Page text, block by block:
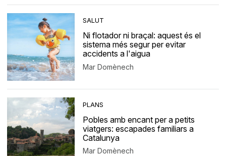
SALUT
Ni flotador ni braçal: aquest és el
sistema més segur per evitar
accidents a l'aigua
Mar Domènech
PLANS
Pobles amb encant per a petits
viatgers: escapades familiars a
Catalunya
Mar Domènech